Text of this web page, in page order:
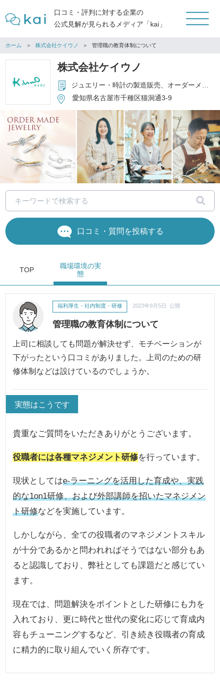
口コミ・評判に対する企業の
公式見解が見られるメディア「kai」
ホーム 株式会社ケイウノ 管理職の教育体制について
株式会社ケイウノ
ジュエリー・時計の製造販売、オーダーメイド、リフォーム、修理
愛知県名古屋市千種区猫洞通3-9
口コミ・質問を投稿する
TOP
職場環境の実
態
管理職の教育体制について
福利厚生・社内制度・研修 2023年9月5日 公開
上司に相談しても問題が解決せず、モチベーションが
下がったという口コミがありました。上司のための研
修体制などは設けているのでしょうか。
実態はこうです
貴重なご質問をいただきありがとうございます。
役職者には各種マネジメント研修を行っています。
現状としてはe-ラーニングを活用した育成や、実践
的な1on1研修、および外部講師を招いたマネジメン
ト研修などを実施しています。
しかしながら、全ての役職者のマネジメントスキル
が十分であるかと問われればそうではない部分もあ
ると認識しており、弊社としても課題だと感じてい
ます。
現在では、問題解決をポイントとした研修にも力を
入れており、更に時代と世代の変化に応じて育成内
容もチューニングするなど、引き続き役職者の育成
に精力的に取り組んでいく所存です。